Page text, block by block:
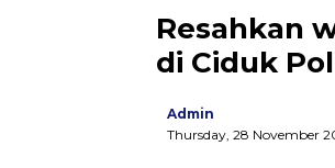
Resahkan
di Ciduk
Admin
Thursday, 28 November